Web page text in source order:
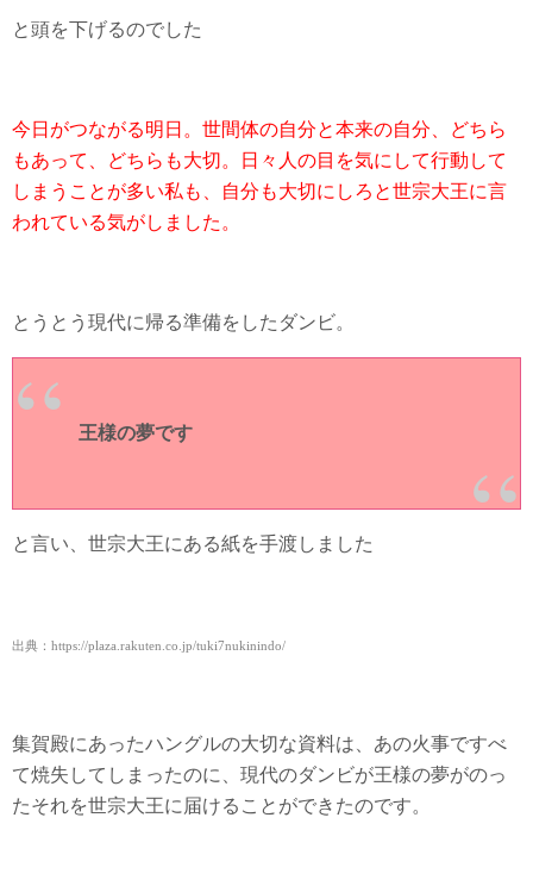
と頭を下げるのでした
今日がつながる明日。世間体の自分と本来の自分、どちら
もあって、どちらも大切。日々人の目を気にして行動して
しまうことが多い私も、自分も大切にしろと世宗大王に言
われている気がしました。
とうとう現代に帰る準備をしたダンビ。
王様の夢です
と言い、世宗大王にある紙を手渡しました
出典：https://plaza.rakuten.co.jp/tuki7nukinindo/
集賀殿にあったハングルの大切な資料は、あの火事ですべ
て焼失してしまったのに、現代のダンビが王様の夢がのっ
たそれを世宗大王に届けることができたのです。